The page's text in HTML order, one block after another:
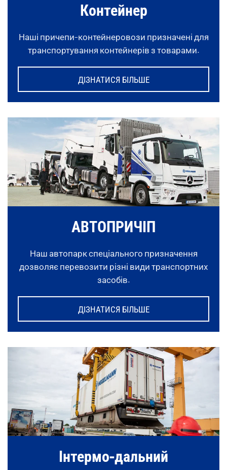
Контейнер
Наші причепи-контейнеровози призначені для
транспортування контейнерів з товарами.
ДІЗНАТИСЯ БІЛЬШЕ
АВТОПРИЧІП
Наш автопарк спеціального призначення
дозволяє перевозити різні види транспортних
засобів.
ДІЗНАТИСЯ БІЛЬШЕ
Інтермо-дальний